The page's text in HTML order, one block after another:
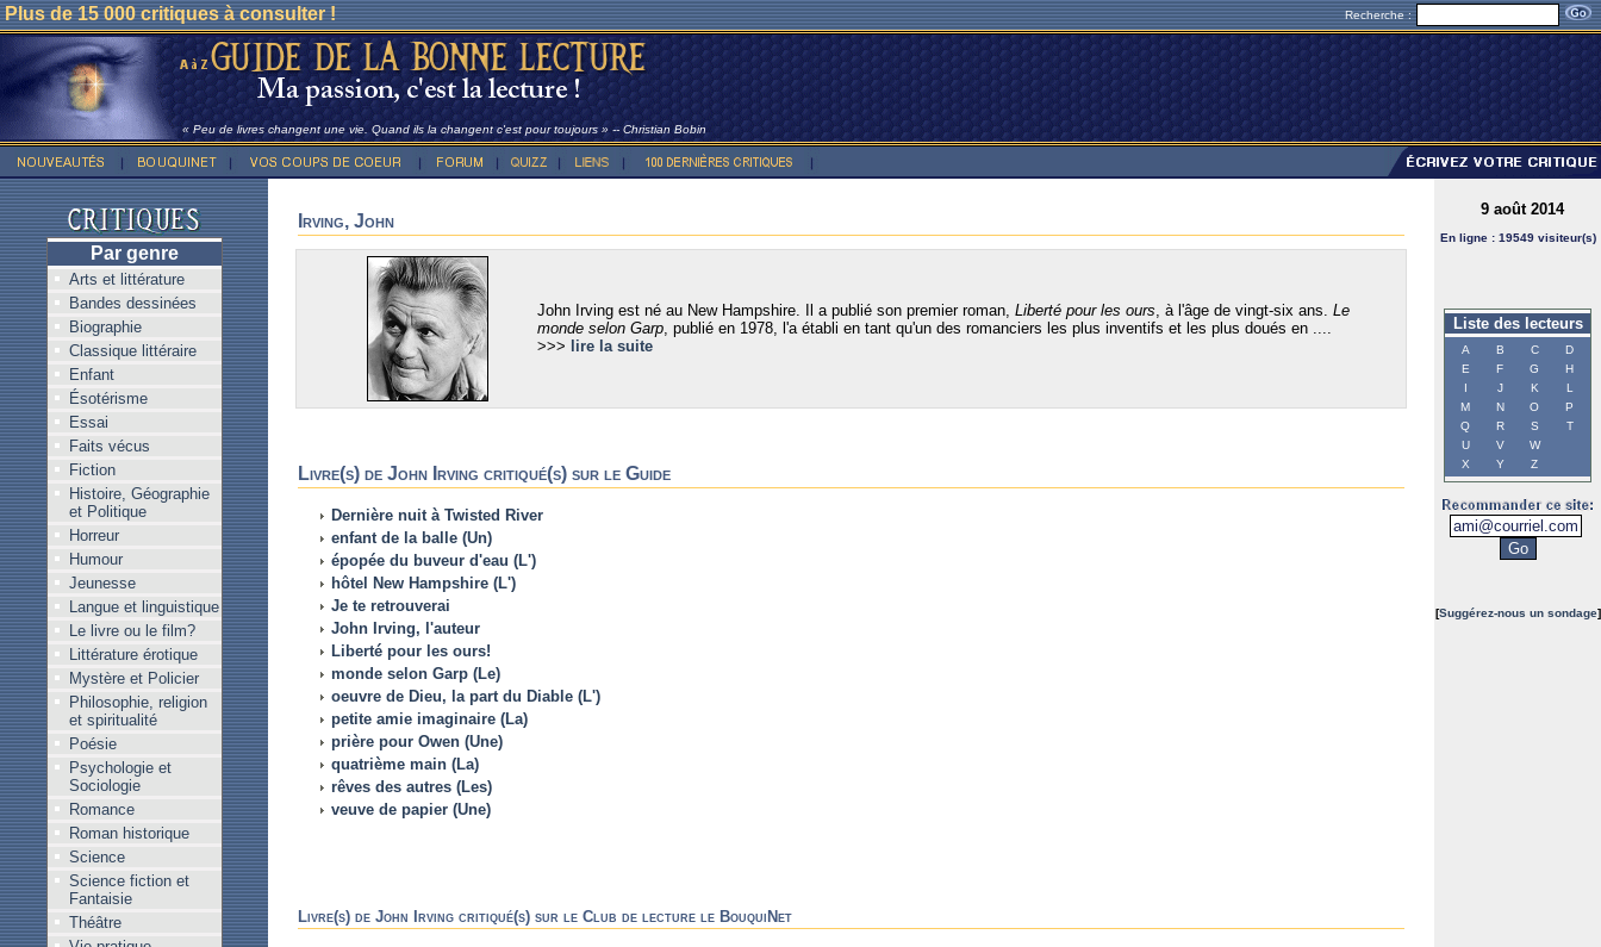
Plus de 15 000 critiques à consulter ! Recherche :
« Peu de livres changent une vie. Quand ils la changent c'est pour toujours » -- Christian Bobin
Par genre
Arts et littérature
Bandes dessinées
Biographie
Classique littéraire
Enfant
Ésotérisme
Essai
Faits vécus
Fiction
Histoire, Géographie
et Politique
Horreur
Humour
Jeunesse
Langue et linguistique
Le livre ou le film?
Littérature érotique
Mystère et Policier
Philosophie, religion
et spiritualité
Poésie
Psychologie et
Sociologie
Romance
Roman historique
Science
Science fiction et
Fantaisie
Théâtre
Irving, John
John Irving est né au New Hampshire. Il a publié son premier roman, Liberté pour les ours , à l'âge de vingt-six ans. Le
monde selon Garp , publié en 1978, l'a établi en tant qu'un des romanciers les plus inventifs et les plus doués en ....
>>> lire la suite
Livre(s) de John Irving critiqué(s) sur le Guide
Dernière nuit à Twisted River
enfant de la balle (Un)
épopée du buveur d'eau (L')
hôtel New Hampshire (L')
Je te retrouverai
John Irving, l'auteur
Liberté pour les ours!
monde selon Garp (Le)
oeuvre de Dieu, la part du Diable (L')
petite amie imaginaire (La)
prière pour Owen (Une)
quatrième main (La)
rêves des autres (Les)
veuve de papier (Une)
Livre(s) de John Irving critiqué(s) sur le Club de lecture le BouquiNet
9 août 2014
En ligne : 19549 visiteur(s)
Liste des lecteurs
A B C
D
E
F G
H
I
J K
L
M
N O
P
Q
R S
T
U
V
W
X
Y Z
[Suggérez-nous un sondage]